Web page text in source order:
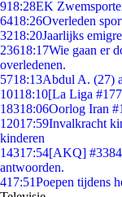
918:28EK
6418:26Overleden
3218:20Jaarlijks
23618:17Wie gaan er
overledenen.
5718:13Abdul A. (27)
10118:10[La Liga
18318:06Oorlog Iran
12017:59Invalkracht
kinderen
14317:54[AKQ] #3384
antwoorden.
417:51Poepen tijdens